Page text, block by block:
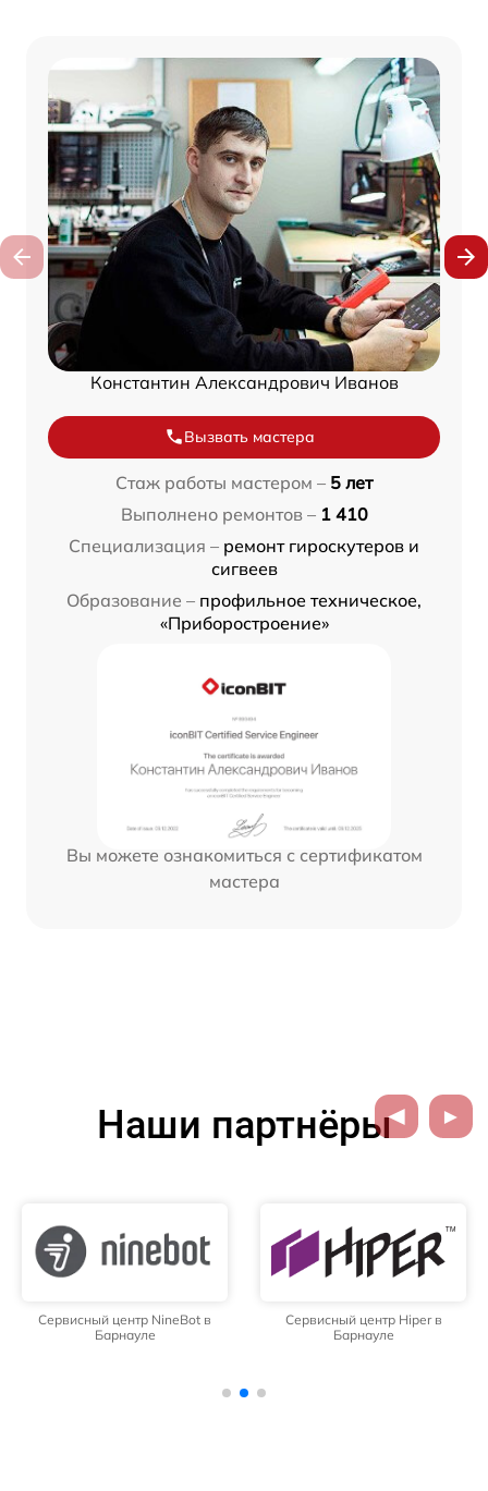
Константин Александрович Иванов
Вызвать мастера
Стаж работы мастером – 5 лет
Выполнено ремонтов – 1 410
Специализация – ремонт гироскутеров и
сигвеев
Образование – профильное техническое,
«Приборостроение»
Вы можете ознакомиться с сертификатом
мастера
Наши партнёры
Сервисный центр NineBot в
Барнауле
Сервисный центр Hiper в
Барнауле